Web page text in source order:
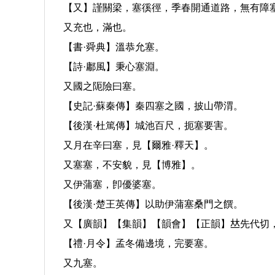
【又】謹關梁，塞徯徑，季春開通道路，無有障
又充也，滿也。
【書·舜典】溫恭允塞。
【詩·鄘風】秉心塞淵。
又國之阨險曰塞。
【史記·蘇秦傳】秦四塞之國，披山帶渭。
【後漢·杜篤傳】城池百尺，扼塞要害。
又月在辛曰塞，見【爾雅·釋天】。
又塞塞，不安貌，見【博雅】。
又伊蒲塞，卽優婆塞。
【後漢·楚王英傳】以助伊蒲塞桑門之饌。
又【廣韻】【集韻】【韻會】【正韻】𠀤先代切
【禮·月令】孟冬備邊境，完要塞。
又九塞。